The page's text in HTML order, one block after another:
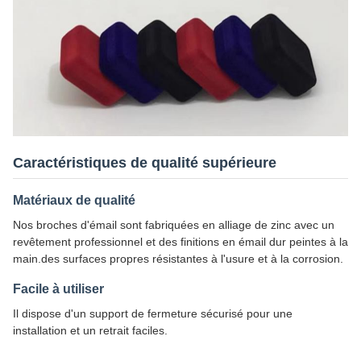
Caractéristiques de qualité supérieure
Matériaux de qualité
Nos broches d'émail sont fabriquées en alliage de zinc avec un
revêtement professionnel et des finitions en émail dur peintes à la
main.des surfaces propres résistantes à l'usure et à la corrosion.
Facile à utiliser
Il dispose d'un support de fermeture sécurisé pour une
installation et un retrait faciles.